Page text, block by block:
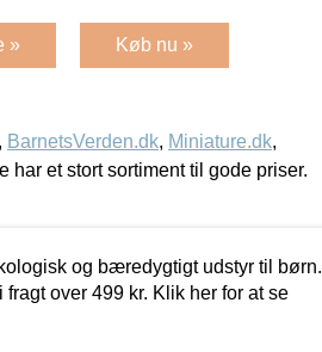
» Køb nu »
, BarnetsVerden.dk, Miniature.dk,
har et stort sortiment til gode priser.
og bæredygtigt udstyr til børn.
over 499 kr. Klik her for at se